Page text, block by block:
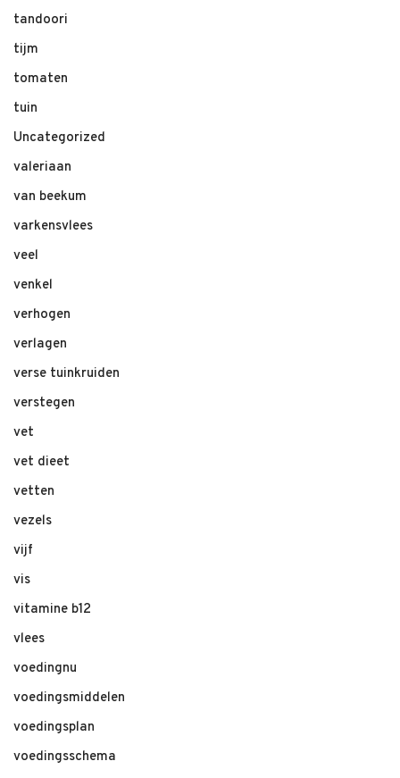
tandoori
tijm
tomaten
tuin
Uncategorized
valeriaan
van beekum
varkensvlees
veel
venkel
verhogen
verlagen
verse tuinkruiden
verstegen
vet
vet dieet
vetten
vezels
vijf
vis
vitamine b12
vlees
voedingnu
voedingsmiddelen
voedingsplan
voedingsschema